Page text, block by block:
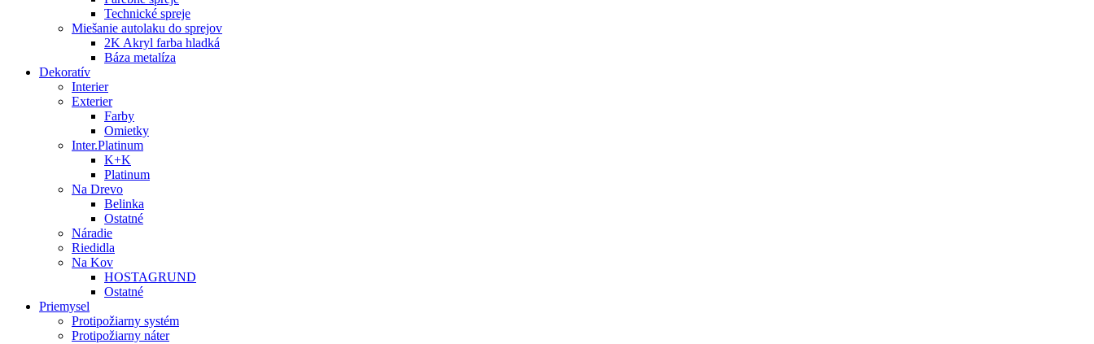
Technické spreje
Miešanie autolaku do sprejov
2K Akryl farba hladká
Báza metalíza
Dekoratív
Interier
Exterier
Farby
Omietky
Inter.Platinum
K+K
Platinum
Na Drevo
Belinka
Ostatné
Náradie
Riedidla
Na Kov
HOSTAGRUND
Ostatné
Priemysel
Protipožiarny systém
Protipožiarny náter